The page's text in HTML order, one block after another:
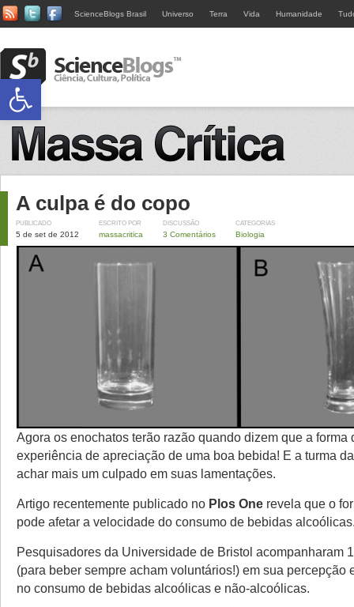
ScienceBlogs Brasil Universo Terra Vida Humanidade
A culpa é do copo
PUBLICADO
5 de set de 2012
ESCRITO POR
massacritica
DISCUSSÃO
3 Comentários
CATEGORIAS
Biologia
Agora os enochatos terão razão quando dizem que a forma
experiência de apreciação de uma boa bebida! E a turma
achar mais um culpado em suas lamentações.
Artigo recentemente publicado no Plos One revela que o
pode afetar a velocidade do consumo de bebidas
Pesquisadores da Universidade de Bristol acompanharam
(para beber sempre acham voluntários!) em sua percepção
no consumo de bebidas alcoólicas e não-alcoólicas.
Abrir a barra de ferramentas